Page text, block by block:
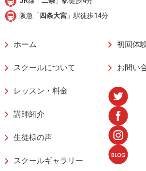
阪急「 四条大宮 」駅徒歩14分
ホーム
スクールについて
レッスン・料金
講師紹介
生徒様の声
スクールギャラリー
初回体
お問い